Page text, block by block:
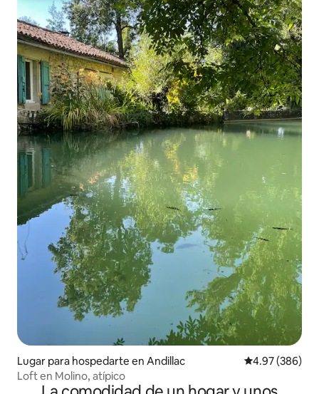
Lugar para hospedarte en Andillac Calificación
4.97 (386)
Loft en Molino, atípico